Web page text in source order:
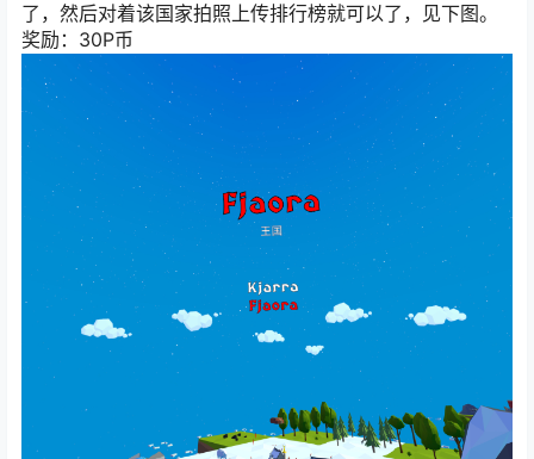
了，然后对着该国家拍照上传排行榜就可以了，见下图。
奖励：30P币